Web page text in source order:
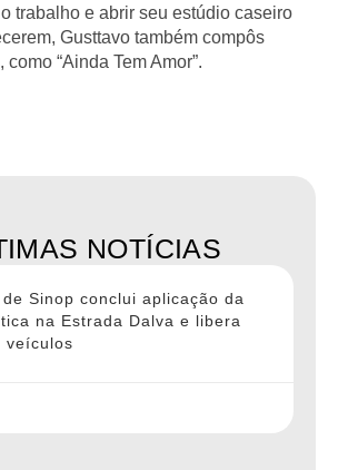
trabalho e abrir seu estúdio caseiro
Gusttavo também compôs
“Ainda Tem Amor”.
NOTÍCIAS
Sinop conclui aplicação da
na Estrada Dalva e libera
veículos